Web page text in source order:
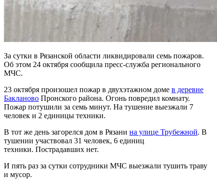
За сутки в Рязанской области ликвидировали семь пожаров.
Об этом 24 октября сообщила пресс-служба регионального
МЧС.
23 октября произошел пожар в двухэтажном доме в деревне
Бакланово Пронского района. Огонь повредил комнату.
Пожар потушили за семь минут. На тушение выезжали 7
человек и 2 единицы техники.
В тот же день загорелся дом в Рязани на улице Трубежной. В
тушении участвовал 31 человек, 6 единиц
техники. Пострадавших нет.
И пять раз за сутки сотрудники МЧС выезжали тушить траву
и мусор.